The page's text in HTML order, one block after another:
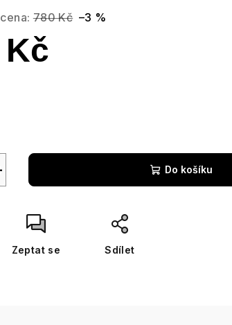
780 Kč –3 %
Kč
Do košíku
Zeptat se Sdílet